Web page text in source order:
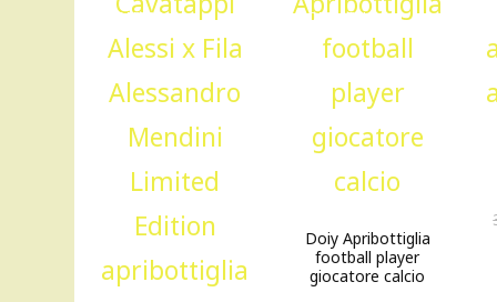
OFFERTA! OFFERTA!
Doiy Apribottiglia
football player
giocatore calcio